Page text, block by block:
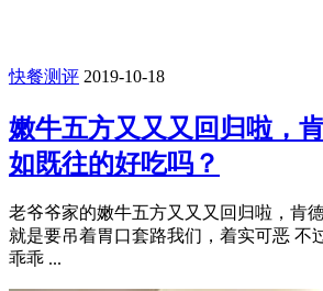
快餐测评 2019-10-18
嫩牛五方又又又回归啦，
如既往的好吃吗？
老爷爷家的嫩牛五方又又又回归啦，肯
就是要吊着胃口套路我们，着实可恶 不
乖乖 ...